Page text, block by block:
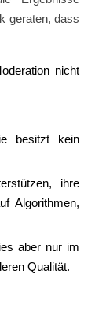
geraten, dass
nicht
besitzt kein
ihre
Algorithmen,
aber nur im
Qualität.